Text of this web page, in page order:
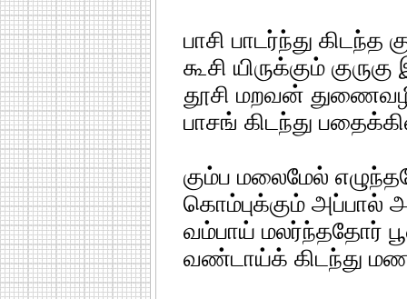
பாசி பாடர்ந்து கிடந்த
கூசி யிருக்கும்
தூசி மறவன்
பாசங் கிடந்து
கும்ப மலைமேல்
கொம்புக்கும் அப்பால்
வம்பாய் மலர்ந்ததோர்
வண்டாய்க் கிடந்து